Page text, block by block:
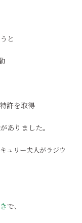
と
許を取得
ありました。
キュリー夫人がラジウ
で、